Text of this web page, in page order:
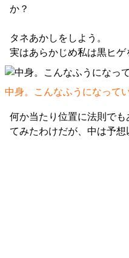
か？
タネあかしをしよう。
実はあらかじめ私は黒ヒゲ
中身。こんなふうになってい
何か当たり位置に法則で
てみたわけだが、中は予想